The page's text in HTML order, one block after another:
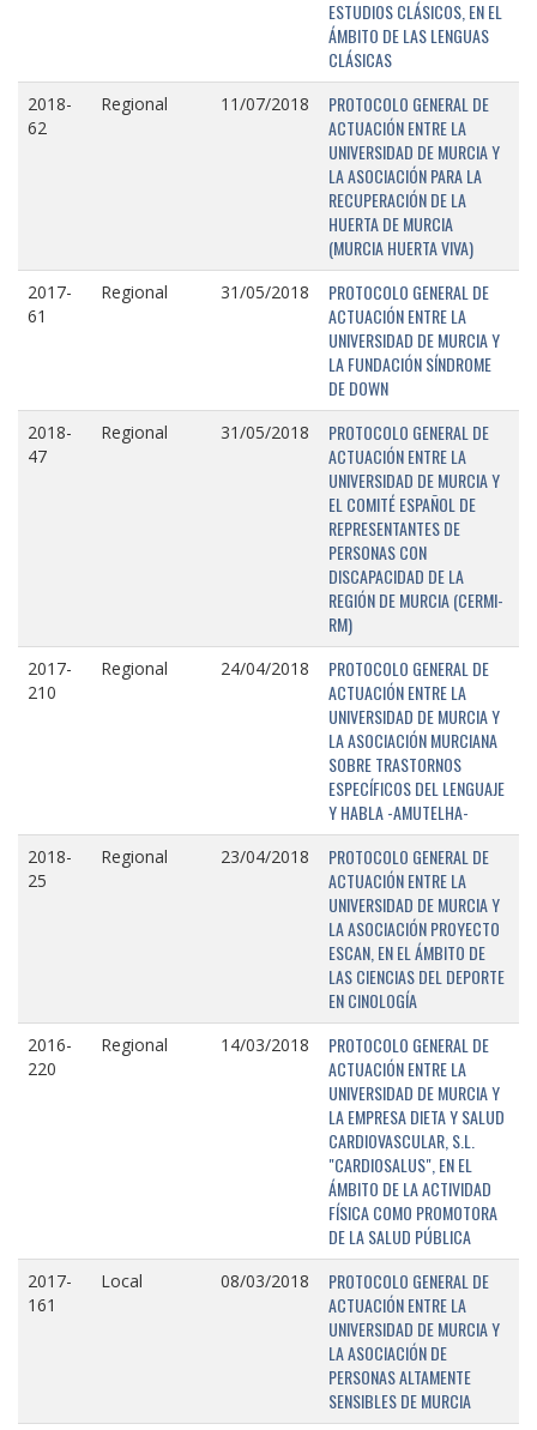
ESTUDIOS CLÁSICOS, EN EL
ÁMBITO DE LAS LENGUAS
CLÁSICAS
2018-
62
Regional 11/07/2018
PROTOCOLO GENERAL DE
ACTUACIÓN ENTRE LA
UNIVERSIDAD DE MURCIA Y
LA ASOCIACIÓN PARA LA
RECUPERACIÓN DE LA
HUERTA DE MURCIA
(MURCIA HUERTA VIVA)
2017-
61
Regional 31/05/2018
PROTOCOLO GENERAL DE
ACTUACIÓN ENTRE LA
UNIVERSIDAD DE MURCIA Y
LA FUNDACIÓN SÍNDROME
DE DOWN
2018-
47
Regional 31/05/2018
PROTOCOLO GENERAL DE
ACTUACIÓN ENTRE LA
UNIVERSIDAD DE MURCIA Y
EL COMITÉ ESPAÑOL DE
REPRESENTANTES DE
PERSONAS CON
DISCAPACIDAD DE LA
REGIÓN DE MURCIA (CERMI-
RM)
2017-
210
Regional 24/04/2018
PROTOCOLO GENERAL DE
ACTUACIÓN ENTRE LA
UNIVERSIDAD DE MURCIA Y
LA ASOCIACIÓN MURCIANA
SOBRE TRASTORNOS
ESPECÍFICOS DEL LENGUAJE
Y HABLA -AMUTELHA-
2018-
25
Regional 23/04/2018
PROTOCOLO GENERAL DE
ACTUACIÓN ENTRE LA
UNIVERSIDAD DE MURCIA Y
LA ASOCIACIÓN PROYECTO
ESCAN, EN EL ÁMBITO DE
LAS CIENCIAS DEL DEPORTE
EN CINOLOGÍA
2016-
220
Regional 14/03/2018
PROTOCOLO GENERAL DE
ACTUACIÓN ENTRE LA
UNIVERSIDAD DE MURCIA Y
LA EMPRESA DIETA Y SALUD
CARDIOVASCULAR, S.L.
"CARDIOSALUS", EN EL
ÁMBITO DE LA ACTIVIDAD
FÍSICA COMO PROMOTORA
DE LA SALUD PÚBLICA
2017-
161
Local 08/03/2018
PROTOCOLO GENERAL DE
ACTUACIÓN ENTRE LA
UNIVERSIDAD DE MURCIA Y
LA ASOCIACIÓN DE
PERSONAS ALTAMENTE
SENSIBLES DE MURCIA